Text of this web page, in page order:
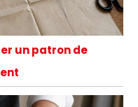
un patron de